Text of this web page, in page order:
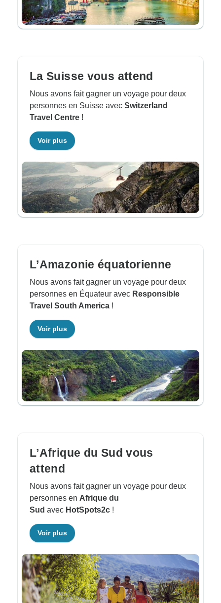
La Suisse vous attend
Nous avons fait gagner un voyage pour deux
personnes en Suisse avec Switzerland
Travel Centre !
Voir plus
L’Amazonie équatorienne
Nous avons fait gagner un voyage pour deux
personnes en Équateur avec Responsible
Travel South America !
Voir plus
L’Afrique du Sud vous
attend
Nous avons fait gagner un voyage pour deux
personnes en Afrique du
Sud avec HotSpots2c !
Voir plus